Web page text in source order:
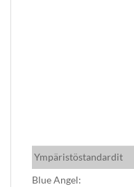
Ympäristöstandardit
Blue Angel: